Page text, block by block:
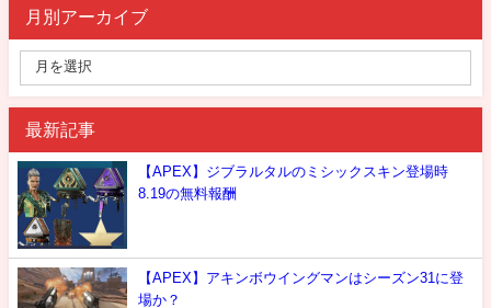
月別アーカイブ
最新記事
【APEX】ジブラルタルのミシックスキン登場時
8.19の無料報酬
【APEX】アキンボウイングマンはシーズン31に登
場か？